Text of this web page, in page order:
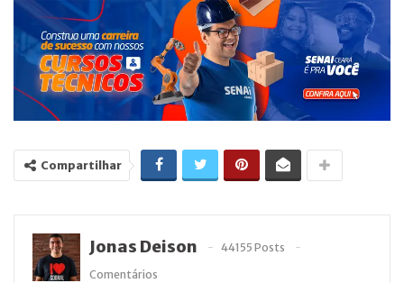
Compartilhar
Jonas Deison
44155 Posts
Comentários